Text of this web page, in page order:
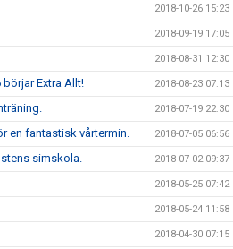
2018-10-26 15:23
2018-09-19 17:05
2018-08-31 12:30
Extra Allt! 2018-08-23 07:13
2018-07-19 22:30
en fantastisk vårtermin. 2018-07-05 06:56
simskola. 2018-07-02 09:37
2018-05-25 07:42
2018-05-24 11:58
2018-04-30 07:15